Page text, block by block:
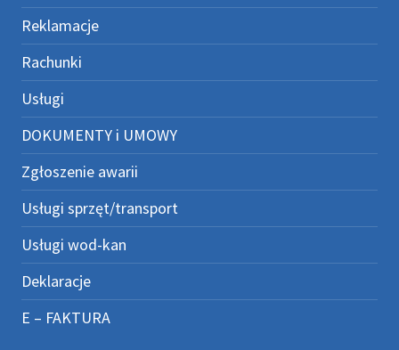
Reklamacje
Rachunki
Usługi
DOKUMENTY i UMOWY
Zgłoszenie awarii
Usługi sprzęt/transport
Usługi wod-kan
Deklaracje
E – FAKTURA